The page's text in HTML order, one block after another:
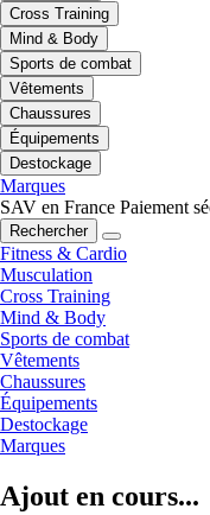
Cross Training
Mind & Body
Sports de combat
Vêtements
Chaussures
Équipements
Destockage
Marques
SAV en France Paiement
Rechercher
Fitness & Cardio
Musculation
Cross Training
Mind & Body
Sports de combat
Vêtements
Chaussures
Équipements
Destockage
Marques
Ajout en cours...